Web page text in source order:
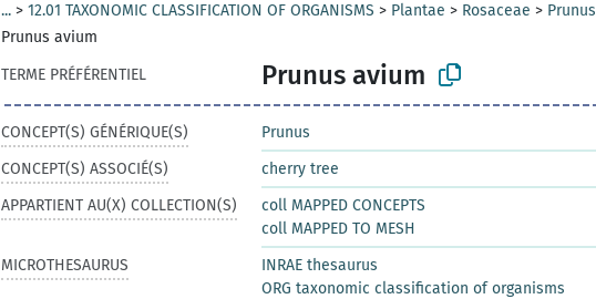
... > 12.01 TAXONOMIC CLASSIFICATION OF ORGANISMS > Plantae > Rosaceae > Prunus
Prunus avium
TERME PRÉFÉRENTIEL
Prunus avium
CONCEPT(S) GÉNÉRIQUE(S)
Prunus
CONCEPT(S) ASSOCIÉ(S)
cherry tree
APPARTIENT AU(X) COLLECTION(S)
coll MAPPED CONCEPTS
coll MAPPED TO MESH
MICROTHESAURUS
INRAE thesaurus
ORG taxonomic classification of organisms